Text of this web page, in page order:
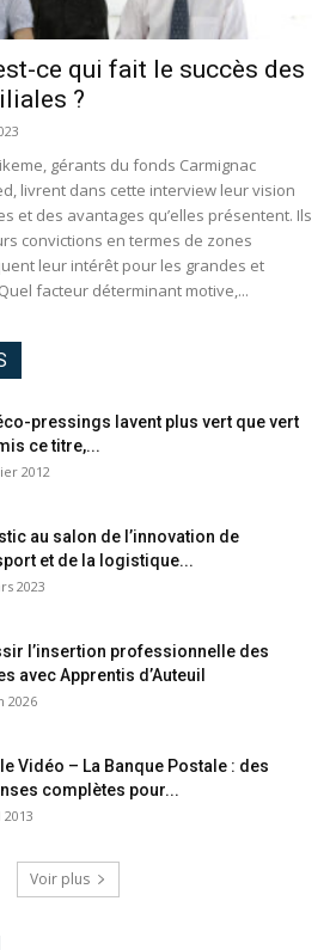
ce qui fait le succès des
?
gérants du fonds Carmignac
livrent dans cette interview leur vision
et des avantages qu’elles présentent. Ils
convictions en termes de zones
leur intérêt pour les grandes et
facteur déterminant motive,...
pressings lavent plus vert que vert
ce titre,...
2012
au salon de l’innovation de
et de la logistique...
2023
l’insertion professionnelle des
avec Apprentis d’Auteuil
2026
Vidéo – La Banque Postale : des
complètes pour...
Voir plus